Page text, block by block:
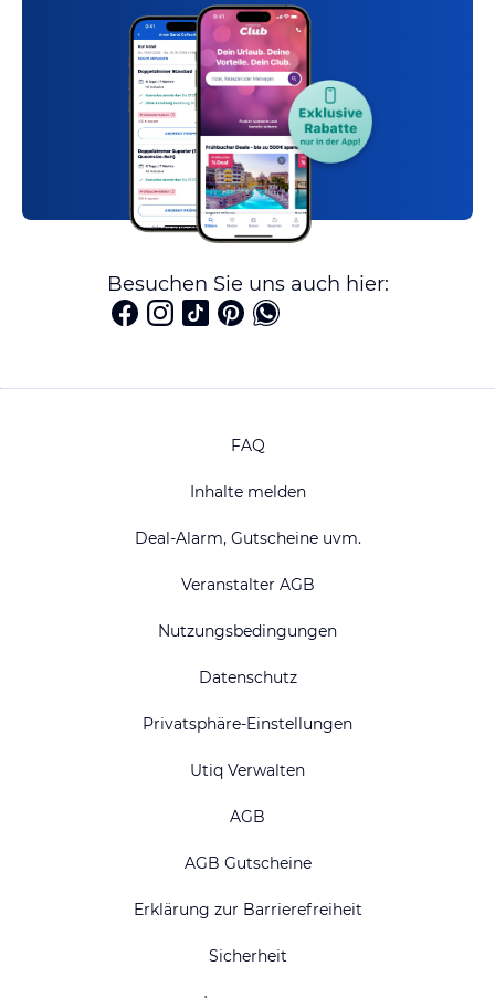
Besuchen Sie uns auch hier:
FAQ
Inhalte melden
Deal-Alarm, Gutscheine uvm.
Veranstalter AGB
Nutzungsbedingungen
Datenschutz
Privatsphäre-Einstellungen
Utiq Verwalten
AGB
AGB Gutscheine
Erklärung zur Barrierefreiheit
Sicherheit